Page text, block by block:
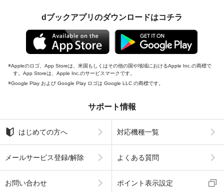
dブックアプリのダウンロードはコチラ
Appleのロゴ、App Storeは、米国もしくはその他の国や地域におけるApple Inc.の商標で
す。App Storeは、Apple Inc.のサービスマークです。
Google Play および Google Play ロゴは Google LLC の商標です。
サポート情報
はじめての方へ 対応機種一覧
メールサービス登録/解除 よくある質問
お問い合わせ ポイント表示設定